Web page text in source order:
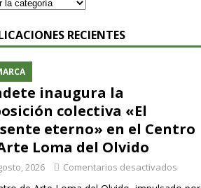
RECIENTES
inaugura la
colectiva «El
eterno» en el Centro
Loma del Olvido
2026 Comentarios desactivados